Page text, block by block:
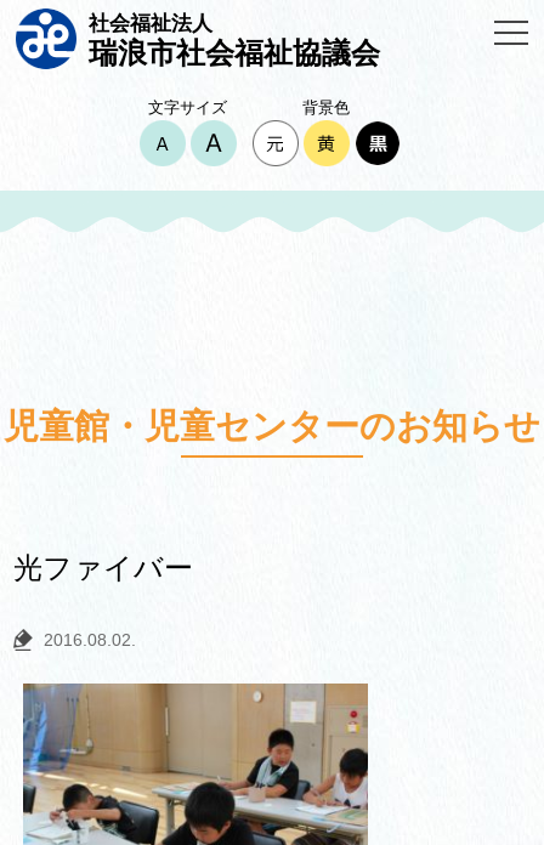
社会福祉法人
瑞浪市社会福祉協議会
文字サイズ 背景色
児童館・児童センターのお知らせ
光ファイバー
2016.08.02.